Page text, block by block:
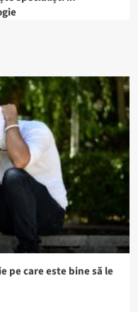
pe care este bine să le